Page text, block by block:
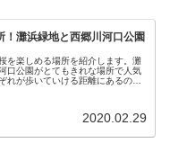
！灘浜緑地と西郷川河口公園
を楽しめる場所を紹介します。灘
口公園がとてもきれな場所で人気
れが歩いていける距離にあるので
2020.02.29